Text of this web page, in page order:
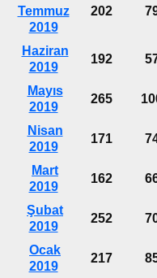
Temmuz
2019
202
Haziran
2019
192
Mayıs
2019
265
Nisan
2019
171
Mart
2019
162
Şubat
2019
252
Ocak
2019
217